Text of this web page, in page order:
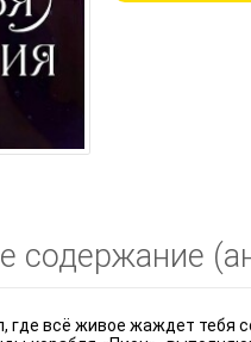
содержание
где всё живое жаждет тебя